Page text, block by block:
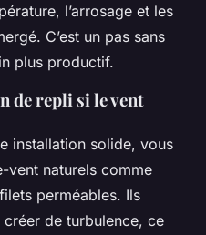
l’arrosage et les
C’est un pas sans
plus productif.
de repli si le vent
installation solide, vous
vent naturels comme
perméables. Ils
de turbulence, ce